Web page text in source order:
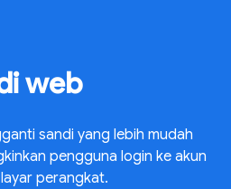
web
sandi yang lebih mudah
pengguna login ke akun
perangkat.